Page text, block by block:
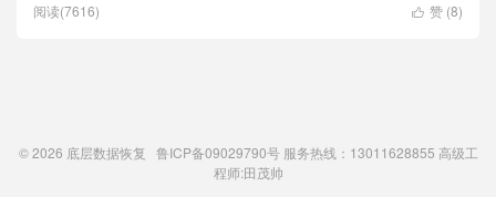
 赞 (8)
阅读(7616)
© 2026 底层数据恢复 鲁ICP备09029790号服务热线：13011628855 高级工
程师:田茂帅